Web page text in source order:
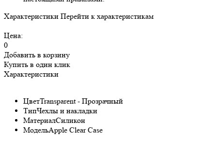
Характеристики Перейти к характеристикам
Цена:
0
Добавить в корзину
Купить в один клик
Характеристики
ЦветTransparent - Прозрачный
ТипЧехлы и накладки
МатериалСиликон
МодельApple Clear Case